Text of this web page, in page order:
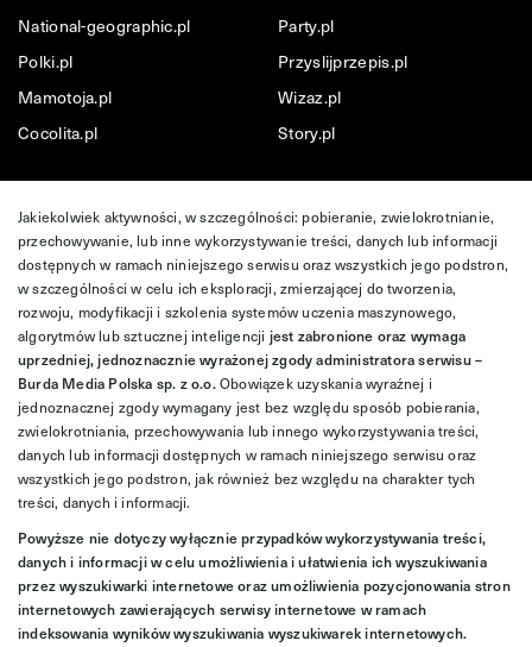
National-geographic.pl
Party.pl
Polki.pl
Przyslijprzepis.pl
Mamotoja.pl
Wizaz.pl
Cocolita.pl
Story.pl
Jakiekolwiek aktywności, w szczególności: pobieranie, zwielokrotnianie,
przechowywanie, lub inne wykorzystywanie treści, danych lub informacji
dostępnych w ramach niniejszego serwisu oraz wszystkich jego podstron,
w szczególności w celu ich eksploracji, zmierzającej do tworzenia,
rozwoju, modyfikacji i szkolenia systemów uczenia maszynowego,
algorytmów lub sztucznej inteligencji jest zabronione oraz wymaga
uprzedniej, jednoznacznie wyrażonej zgody administratora serwisu –
Burda Media Polska sp. z o.o.Obowiązek uzyskania wyraźnej i
jednoznacznej zgody wymagany jest bez względu sposób pobierania,
zwielokrotniania, przechowywania lub innego wykorzystywania treści,
danych lub informacji dostępnych w ramach niniejszego serwisu oraz
wszystkich jego podstron, jak również bez względu na charakter tych
treści, danych i informacji.
Powyższe nie dotyczy wyłącznie przypadków wykorzystywania treści,
danych i informacji w celu umożliwienia i ułatwienia ich wyszukiwania
przez wyszukiwarki internetowe oraz umożliwienia pozycjonowania stron
internetowych zawierających serwisy internetowe w ramach
indeksowania wyników wyszukiwania wyszukiwarek internetowych.